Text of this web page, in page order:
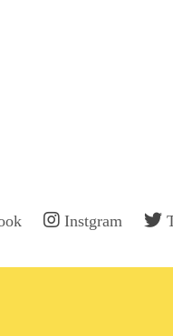
Instgram